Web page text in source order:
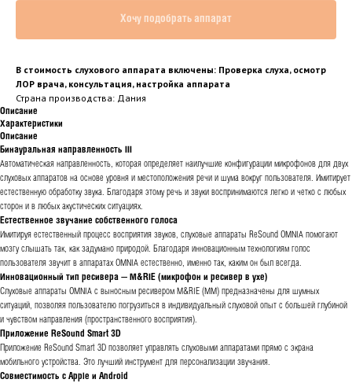
Хочу подобрать аппарат
В стоимость слухового аппарата включены: Проверка слуха, осмотр
ЛОР врача, консультация, настройка аппарата
Страна производства: Дания
Описание
Характеристики
Описание
Бинауральная направленность III
Автоматическая направленность, которая определяет наилучшие конфигурации микрофонов для двух
слуховых аппаратов на основе уровня и местоположения речи и шума вокруг пользователя. Имитирует
естественную обработку звука. Благодаря этому речь и звуки воспринимаются легко и четко с любых
сторон и в любых акустических ситуациях.
Естественное звучание собственного голоса
Имитируя естественный процесс восприятия звуков, слуховые аппараты ReSound OMNIA помогают
мозгу слышать так, как задумано природой. Благодаря инновационным технологиям голос
пользователя звучит в аппаратах OMNIA естественно, именно так, каким он был всегда.
Инновационный тип ресивера — M&RIE (микрофон и ресивер в ухе)
Слуховые аппараты OMNIA с выносным ресивером M&RIE (ММ) предназначены для шумных
ситуаций, позволяя пользователю погрузиться в индивидуальный слуховой опыт с большей глубиной
и чувством направления (пространственного восприятия).
Приложение ReSound Smart 3D
Приложение ReSound Smart 3D позволяет управлять слуховыми аппаратами прямо с экрана
мобильного устройства. Это лучший инструмент для персонализации звучания.
Совместимость с Apple и Android